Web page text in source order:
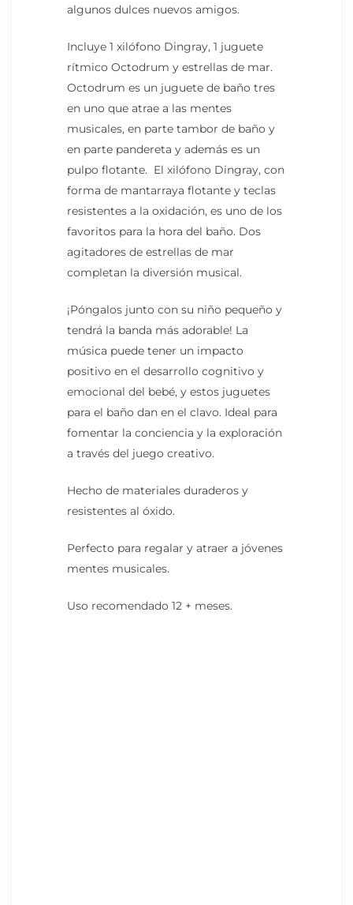
algunos dulces nuevos amigos.
Incluye 1 xilófono Dingray, 1 juguete
rítmico Octodrum y estrellas de mar.
Octodrum es un juguete de baño tres
en uno que atrae a las mentes
musicales, en parte tambor de baño y
en parte pandereta y además es un
pulpo flotante. El xilófono Dingray, con
forma de mantarraya flotante y teclas
resistentes a la oxidación, es uno de los
favoritos para la hora del baño. Dos
agitadores de estrellas de mar
completan la diversión musical.
¡Póngalos junto con su niño pequeño y
tendrá la banda más adorable! La
música puede tener un impacto
positivo en el desarrollo cognitivo y
emocional del bebé, y estos juguetes
para el baño dan en el clavo. Ideal para
fomentar la conciencia y la exploración
a través del juego creativo.
Hecho de materiales duraderos y
resistentes al óxido.
Perfecto para regalar y atraer a jóvenes
mentes musicales.
Uso recomendado 12 + meses.